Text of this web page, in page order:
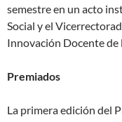
semestre en un acto
Social y el
Innovación Docente
Premiados
La primera edición del